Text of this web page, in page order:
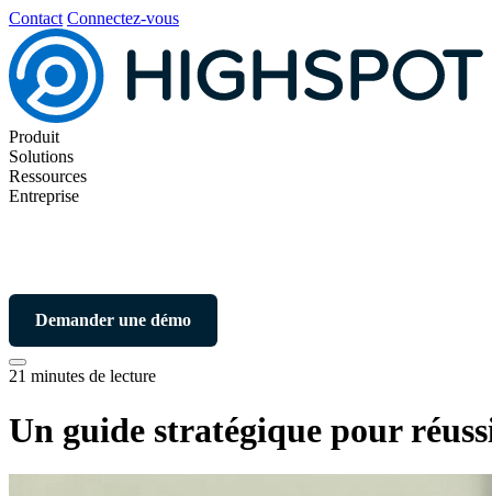
Contact Connectez-vous
Produit
Solutions
Ressources
Entreprise
Demander une démo
21 minutes de lecture
Un guide stratégique pour